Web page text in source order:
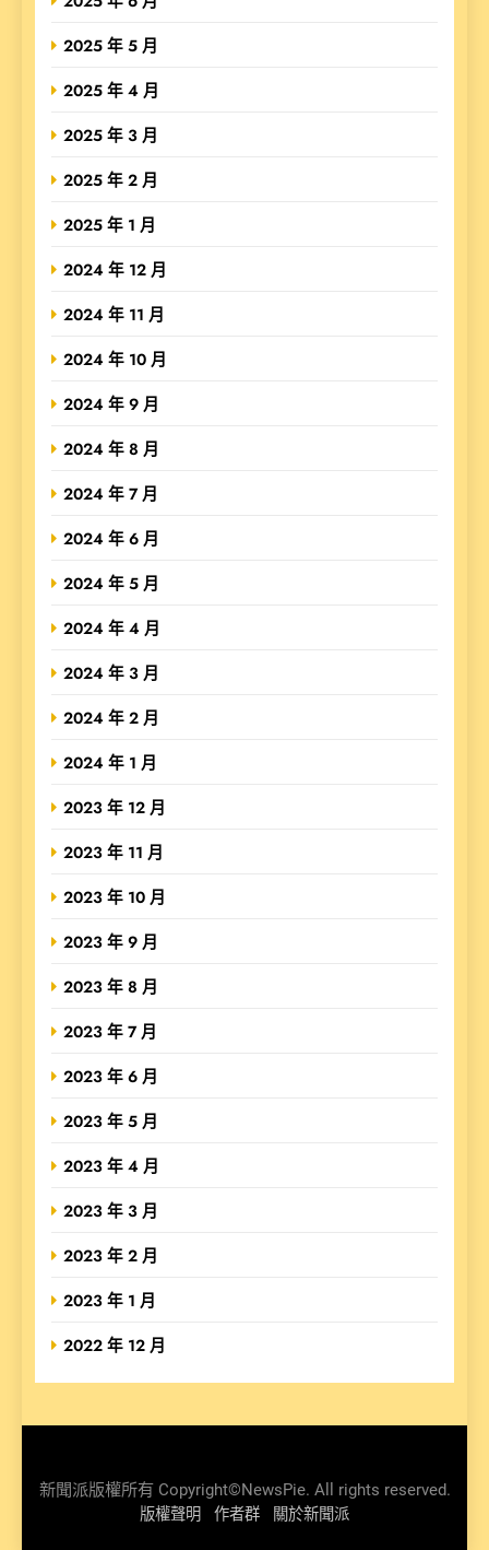
2025 年 5 月
2025 年 4 月
2025 年 3 月
2025 年 2 月
2025 年 1 月
2024 年 12 月
2024 年 11 月
2024 年 10 月
2024 年 9 月
2024 年 8 月
2024 年 7 月
2024 年 6 月
2024 年 5 月
2024 年 4 月
2024 年 3 月
2024 年 2 月
2024 年 1 月
2023 年 12 月
2023 年 11 月
2023 年 10 月
2023 年 9 月
2023 年 8 月
2023 年 7 月
2023 年 6 月
2023 年 5 月
2023 年 4 月
2023 年 3 月
2023 年 2 月
2023 年 1 月
2022 年 12 月
新聞派版權所有 Copyright©NewsPie. All rights reserved.
版權聲明 作者群 關於新聞派